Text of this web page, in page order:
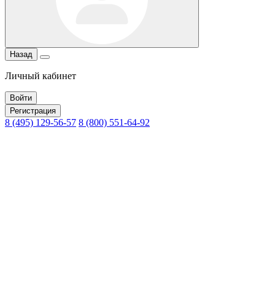
Назад
Личный кабинет
Войти
Регистрация
8 (495) 129-56-57 8 (800) 551-64-92